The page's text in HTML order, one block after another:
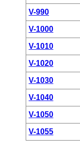
V-990
V-1000
V-1010
V-1020
V-1030
V-1040
V-1050
V-1055